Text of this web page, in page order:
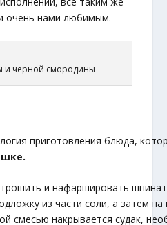
очень нами любимым.
и черной смородины
приготовления блюда,
и нафаршировать
из части соли, а затем
смесью накрывается судак,